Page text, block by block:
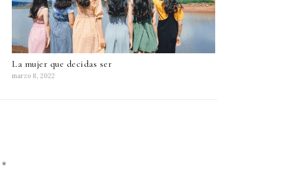
La mujer que decidas ser
marzo 8, 2022
*